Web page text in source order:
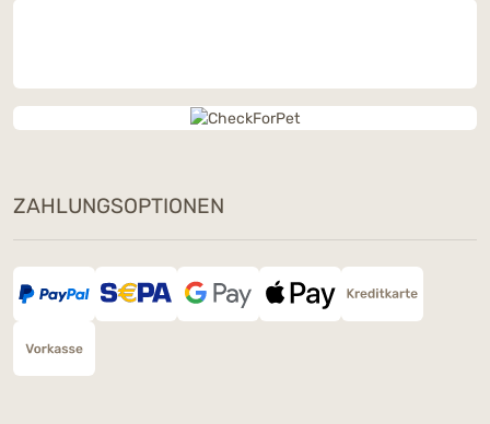
ZAHLUNGSOPTIONEN
Dieses Wochenende: Ein Snack
Deiner Wahl geschenkt
Bestelle am 8. & 9. August ab 90 € mit dem
SNACKLOVE
Deinen Gratis-Snack – nur solange der Vorrat